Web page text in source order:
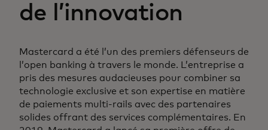
de l’innovation
Mastercard a été l’un des premiers défenseurs de
l’open banking à travers le monde. L’entreprise a
pris des mesures audacieuses pour combiner sa
technologie exclusive et son expertise en matière
de paiements multi-rails avec des partenaires
solides offrant des services complémentaires. En